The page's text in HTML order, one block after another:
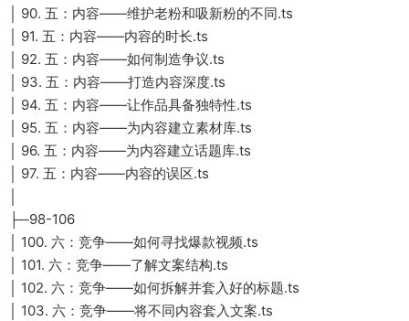
│ 90. 五：内容——维护老粉和吸新粉的不同.ts
│ 91. 五：内容——内容的时长.ts
│ 92. 五：内容——如何制造争议.ts
│ 93. 五：内容——打造内容深度.ts
│ 94. 五：内容——让作品具备独特性.ts
│ 95. 五：内容——为内容建立素材库.ts
│ 96. 五：内容——为内容建立话题库.ts
│ 97. 五：内容——内容的误区.ts
├─98-106
│ 100. 六：竞争——如何寻找爆款视频.ts
│ 101. 六：竞争——了解文案结构.ts
│ 102. 六：竞争——如何拆解并套入好的标题.ts
│ 103. 六：竞争——将不同内容套入文案.ts